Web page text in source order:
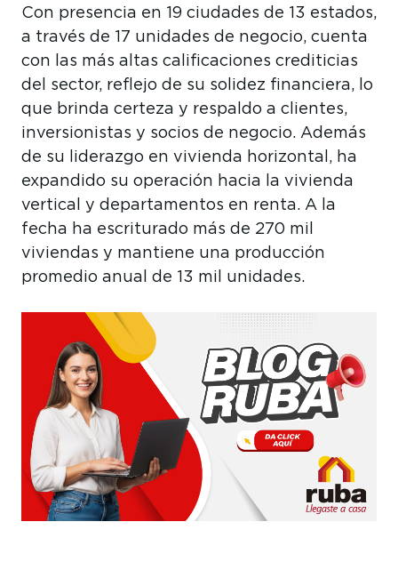
Con presencia en 19 ciudades de 13 estados,
a través de 17 unidades de negocio, cuenta
con las más altas calificaciones crediticias
del sector, reflejo de su solidez financiera, lo
que brinda certeza y respaldo a clientes,
inversionistas y socios de negocio. Además
de su liderazgo en vivienda horizontal, ha
expandido su operación hacia la vivienda
vertical y departamentos en renta. A la
fecha ha escriturado más de 270 mil
viviendas y mantiene una producción
promedio anual de 13 mil unidades.